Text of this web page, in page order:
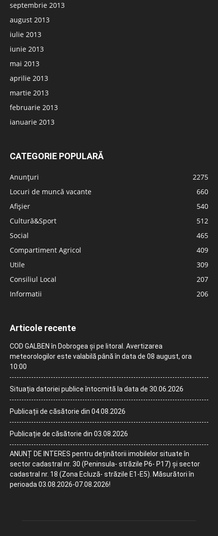
septembrie 2013
august 2013
iulie 2013
iunie 2013
mai 2013
aprilie 2013
martie 2013
februarie 2013
ianuarie 2013
CATEGORIE POPULARĂ
Anunțuri
2275
Locuri de muncă vacante
660
Afișier
540
Cultură&Sport
512
Social
465
Compartiment Agricol
409
Utile
309
Consiliul Local
207
Informatii
206
Articole recente
COD GALBEN în Dobrogea și pe litoral. Avertizarea
meteorologilor este valabilă până în data de 08 august, ora
10:00
Situația datoriei publice întocmită la data de 30.06.2026
Publicații de căsătorie din 04.08.2026
Publicație de căsătorie din 03.08.2026
ANUNȚ DE INTERES pentru deținătorii imobilelor situate în
sector cadastral nr. 30 (Peninsula- străzile P6- P17) și sector
cadastral nr. 18 (Zona Ecluză- străzile E1-E5). Măsurători în
perioada 03.08.2026-07.08.2026!